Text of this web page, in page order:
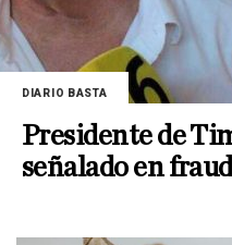
DIARIO BASTA
Presidente de
señalado en